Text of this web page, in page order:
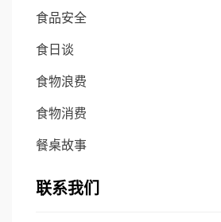
食品安全
食日谈
食物浪费
食物消费
餐桌故事
联系我们